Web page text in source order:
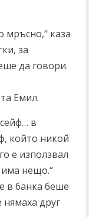
мръсно,“ каза
за
да говори.
Емил.
в
който никой
е използвал
нещо.“
в банка беше
друг